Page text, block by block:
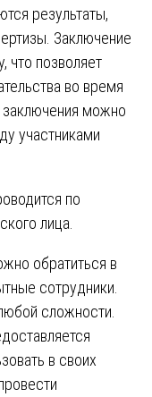
результаты,
Заключение
что позволяет
во время
можно
участниками
по
лица.
обратиться в
сотрудники.
сложности.
в своих